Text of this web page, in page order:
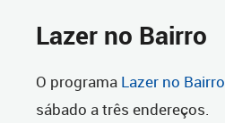
Lazer no Bairro
O programa Lazer no Bairro
sábado a três endereços.